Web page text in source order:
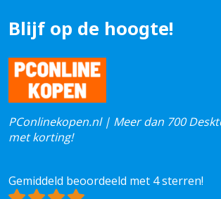
Blijf op de hoogte!
PConlinekopen.nl | Meer dan 700
met korting!
Gemiddeld beoordeeld met 4 sterren!